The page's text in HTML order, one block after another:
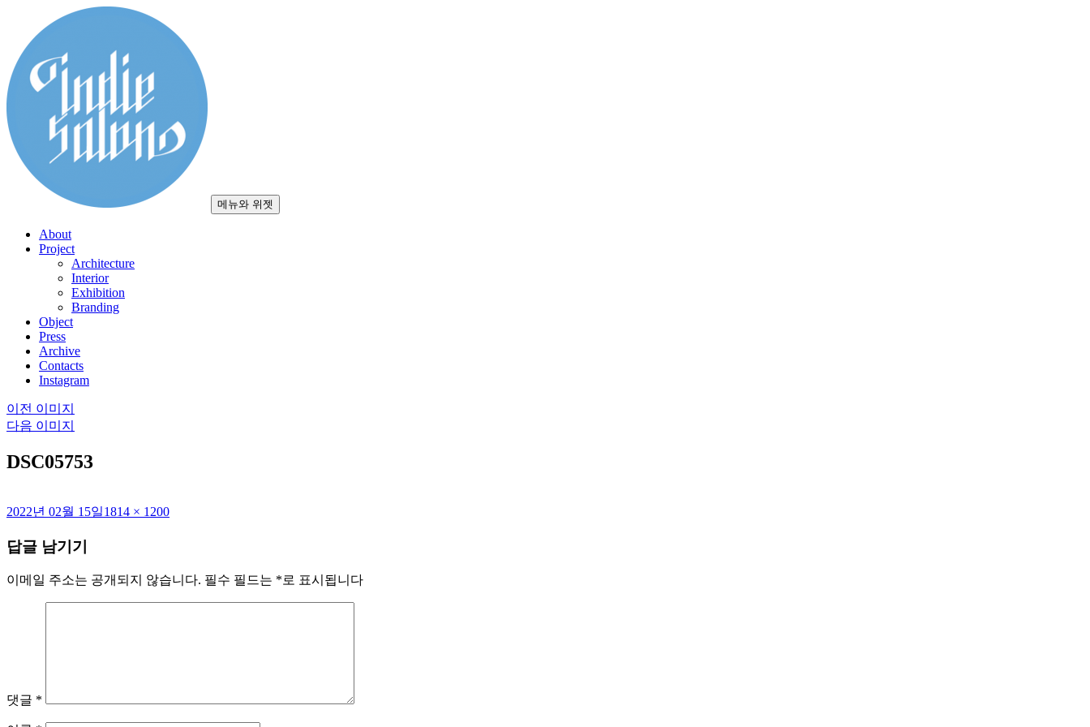
로
건
너
뛰
기
메뉴와 위젯
About
Project
Architecture
Interior
Exhibition
Branding
Object
Press
Archive
Contacts
Instagram
이전 이미지
다음 이미지
DSC05753
작
일
2022년 02월 15일전
1814 × 1200
답글 남기기
이메일 주소는 공개되지 않습니다. 필수 필드는 *로 표시됩니다
댓글 *